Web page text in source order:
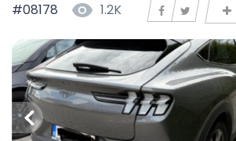
#08178 1.2K